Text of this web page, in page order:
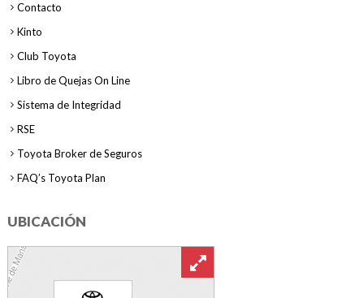
Contacto
Kinto
Club Toyota
Libro de Quejas On Line
Sistema de Integridad
RSE
Toyota Broker de Seguros
FAQ’s Toyota Plan
UBICACIÓN